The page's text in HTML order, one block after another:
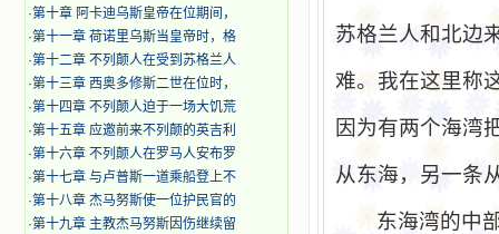
·第十章 阿卡迪乌斯皇帝在位期间，
·第十一章 荷诺里乌斯当皇帝时，格
·第十二章 不列颠人在受到苏格兰人
·第十三章 西奥多修斯二世在位时，
·第十四章 不列颠人迫于一场大饥荒
·第十五章 应邀前来不列颠的英吉利
·第十六章 不列颠人在罗马人安布罗
·第十七章 与卢普斯一道乘船登上不
·第十八章 杰马努斯使一位护民官的
·第十九章 主教杰马努斯因伤继续留
苏格兰人和北边
难。我在这里称
因为有两个海湾
从东海，另一条
东海湾的中